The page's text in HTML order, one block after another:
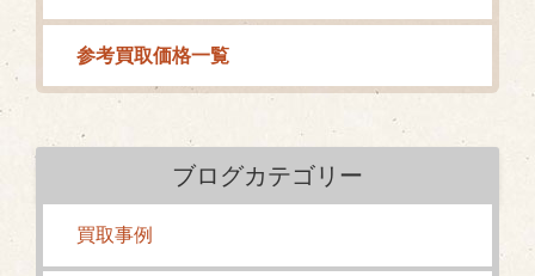
参考買取価格一覧
ブログカテゴリー
買取事例